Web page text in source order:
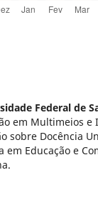
Federal de
em Multimeios e
sobre Docência
em Educação e